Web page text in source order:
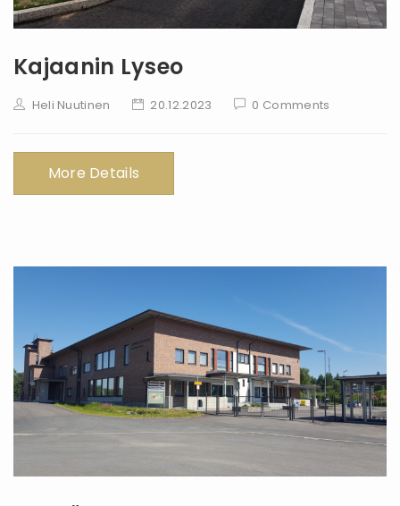
Kajaanin Lyseo
Heli Nuutinen 20.12.2023 0 Comments
More Details